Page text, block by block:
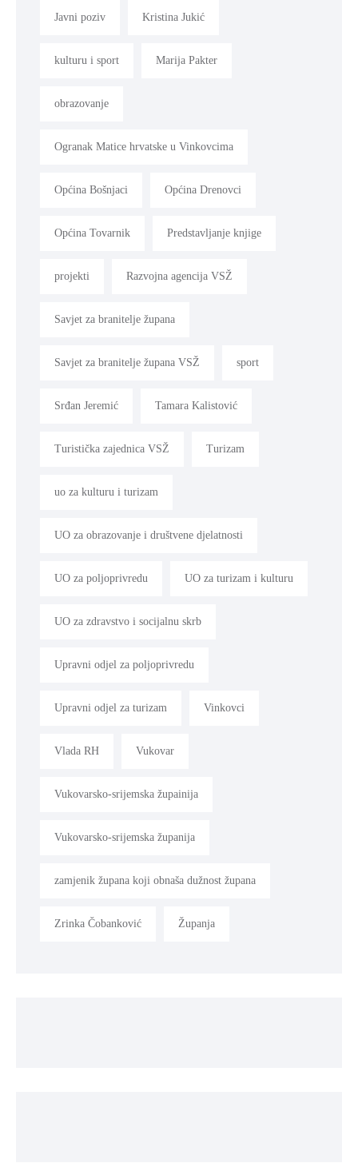
Javni poziv Kristina Jukić
kulturu i sport Marija Pakter
obrazovanje
Ogranak Matice hrvatske u Vinkovcima
Općina Bošnjaci Općina Drenovci
Općina Tovarnik Predstavljanje knjige
projekti Razvojna agencija VSŽ
Savjet za branitelje župana
Savjet za branitelje župana VSŽ sport
Srđan Jeremić Tamara Kalistović
Turistička zajednica VSŽ Turizam
uo za kulturu i turizam
UO za obrazovanje i društvene djelatnosti
UO za poljoprivredu UO za turizam i kulturu
UO za zdravstvo i socijalnu skrb
Upravni odjel za poljoprivredu
Upravni odjel za turizam Vinkovci
Vlada RH Vukovar
Vukovarsko-srijemska župainija
Vukovarsko-srijemska županija
zamjenik župana koji obnaša dužnost župana
Zrinka Čobanković Županja